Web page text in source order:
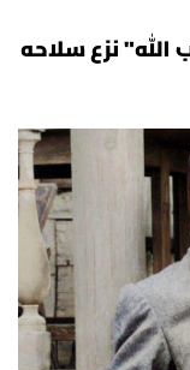
الله" نزع سلاحه